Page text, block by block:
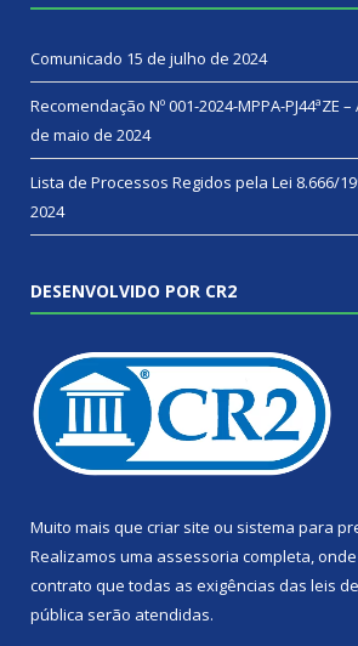
Comunicado 15 de julho de 2024
Recomendação Nº 001-2024-MPPA-PJ44ªZE
de maio de 2024
Lista de Processos Regidos pela Lei 8.666/
2024
DESENVOLVIDO POR CR2
Muito mais que criar site ou sistema para
Realizamos uma assessoria completa,
contrato que todas as exigências das leis
pública serão atendidas.